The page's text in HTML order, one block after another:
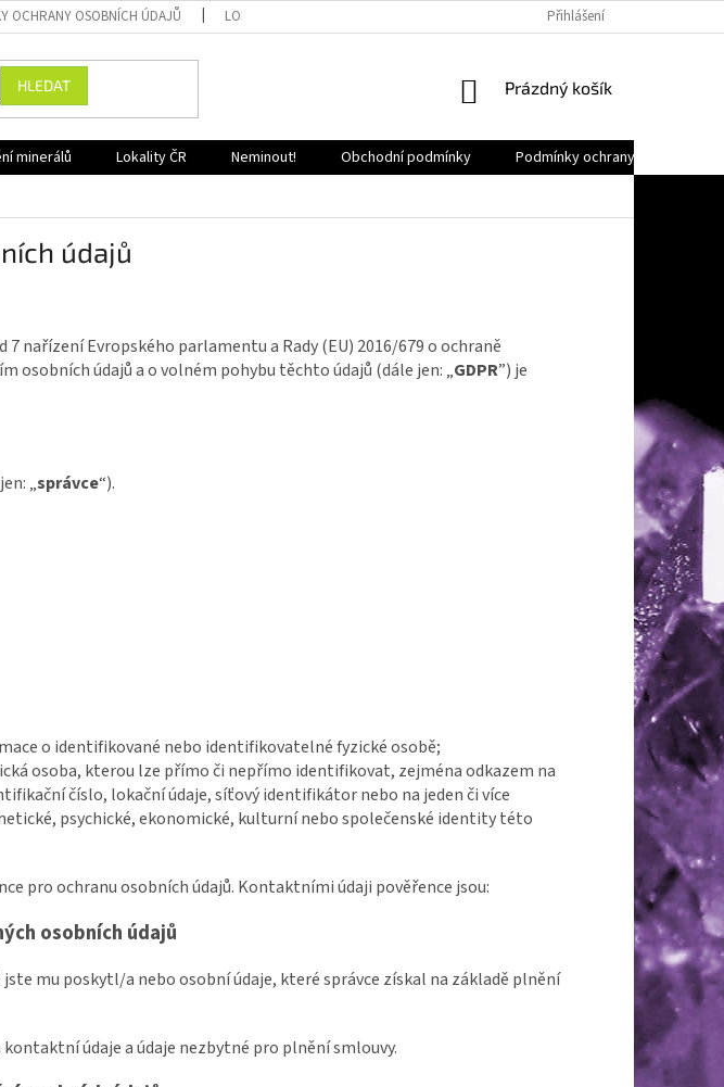
OCHRANY OSOBNÍCH ÚDAJŮ LOKALITY ČR LEŠTĚNÍ MINERÁLŮ
Přihlášení
HLEDAT
NÁKUPNÍ
Prázdný košík
minerálů Lokality ČR Neminout! Obchodní podmínky
Podmínky ochrany osobních
údajů
7 nařízení Evropského parlamentu a Rady (EU) 2016/679 o ochraně
osobních údajů a o volném pohybu těchto údajů (dále jen: „GDPR”) je
„správce“).
o identifikované nebo identifikovatelné fyzické osobě;
osoba, kterou lze přímo či nepřímo identifikovat, zejména odkazem na
číslo, lokační údaje, síťový identifikátor nebo na jeden či více
psychické, ekonomické, kulturní nebo společenské identity této
pro ochranu osobních údajů. Kontaktními údaji pověřence jsou:
osobních údajů
jste mu poskytl/a nebo osobní údaje, které správce získal na základě plnění
kontaktní údaje a údaje nezbytné pro plnění smlouvy.